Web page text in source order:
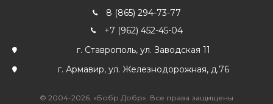
8 (865) 294-73-77
+7 (962) 452-45-04
г. Ставрополь, ул. Заводская 11
г. Армавир, ул. Железнодорожная, д.76
© 2004-2026. «Бобр Добр». Все права защищены